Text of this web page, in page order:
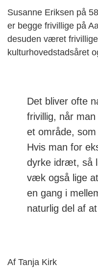
Susanne Eriksen på
er begge frivillige på
desuden været
kulturhovedstadsåret
Det bliver ofte
frivillig, når
et område,
Hvis man for
dyrke idræt, så
væk også lige
en gang i
naturlig del af
Af Tanja Kirk